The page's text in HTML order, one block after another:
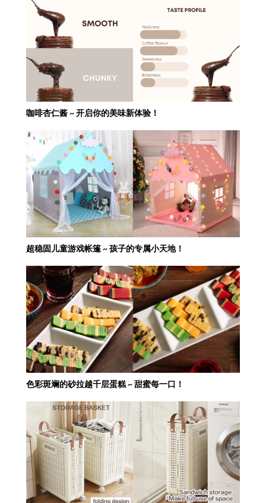
咖啡杏仁酱 ~ 开启你的美味新体验！
超稳固儿童游戏帐篷 ~ 孩子的专属小天地！
色彩斑斓的砂拉越千层蛋糕 ~ 甜蜜每一口！